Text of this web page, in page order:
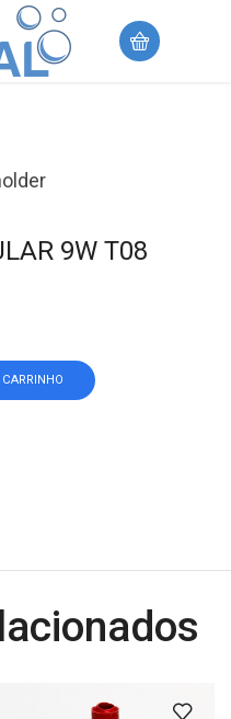
9W T08